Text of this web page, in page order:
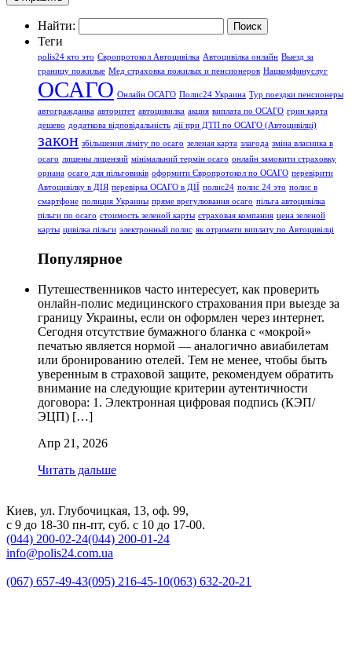
Найти:
Теги
polis24 кто это Європротокол Автоцивілка Автоцивілка онлайн Выезд за
границу пожилые Мед страховка пожилых и пенсионеров Нацкомфинуслуг
ОСАГО Онлайн ОСАГО Полис24 Украина Тур поездки пенсионеры
автогражданка авторитет автоцивилка акция виплата по ОСАГО грин карта
дешево додаткова відповідальність дії при ДТП по ОСАГО (Автоцивілці)
закон збільшення ліміту по осаго зеленая карта злагода зміна власника в
осаго лишены лицензий мінімальний термін осаго онлайн замовити страховку
ориана осаго для пільговиків оформити Європротокол по ОСАГО перевірити
Автоцивілку в ДІЯ перевірка ОСАГО в ДІЇ полис24 полис 24 это полис в
смартфоне полиция Украины пряме врегулювання осаго пільга автоцивілка
пільги по осаго стоимость зеленой карты страховая компания цена зеленой
карты цивілка пільги электронный полис як отримати виплату по Автоцивілці
Популярное
Путешественников часто интересует, как проверить
онлайн-полис медицинского страхования при выезде за
границу Украины, если он оформлен через интернет.
Сегодня отсутствие бумажного бланка с «мокрой»
печатью является нормой — аналогично авиабилетам
или бронированию отелей. Тем не менее, чтобы быть
уверенным в страховой защите, рекомендуем обратить
внимание на следующие критерии аутентичности
договора: 1. Электронная цифровая подпись (КЭП/
ЭЦП) […]
Апр 21, 2026
Читать дальше
Киев, ул. Глубочицкая, 13, оф. 99,
с 9 до 18-30 пн-пт, суб. с 10 до 17-00.
(044) 200-02-24(044) 200-01-24
info@polis24.com.ua
(067) 657-49-43(095) 216-45-10(063) 632-20-21